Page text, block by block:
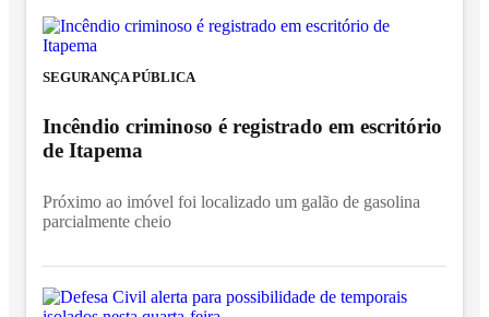
SEGURANÇA PÚBLICA
Incêndio criminoso é registrado em escritório
de Itapema
Próximo ao imóvel foi localizado um galão de gasolina
parcialmente cheio